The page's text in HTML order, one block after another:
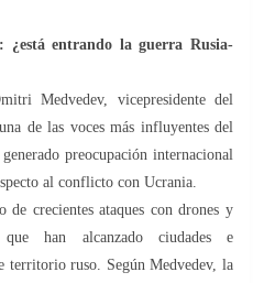
¿está entrando la guerra Rusia-
Medvedev, vicepresidente del
de las voces más influyentes del
preocupación internacional
al conflicto con Ucrania.
de crecientes ataques con drones y
han alcanzado ciudades e
territorio ruso. Según Medvedev, la